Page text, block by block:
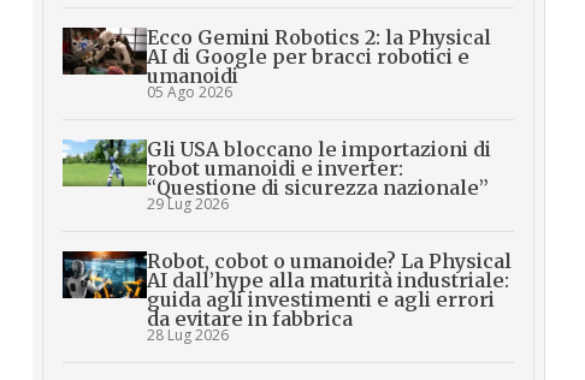
Ecco Gemini Robotics 2: la Physical
AI di Google per bracci robotici e
umanoidi
05 Ago 2026
Gli USA bloccano le importazioni di
robot umanoidi e inverter:
“Questione di sicurezza nazionale”
29 Lug 2026
Robot, cobot o umanoide? La Physical
AI dall’hype alla maturità industriale:
guida agli investimenti e agli errori
da evitare in fabbrica
28 Lug 2026